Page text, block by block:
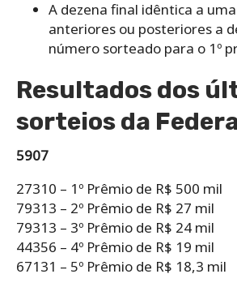
A dezena final idêntica a
anteriores ou posteriores a
número sorteado para o 1º
Resultados dos
sorteios da
5907
27310 – 1º Prêmio de R$ 500 mil
79313 – 2º Prêmio de R$ 27 mil
79313 – 3º Prêmio de R$ 24 mil
44356 – 4º Prêmio de R$ 19 mil
67131 – 5º Prêmio de R$ 18,3 mil